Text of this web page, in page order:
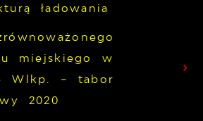
ładowania
miejskiego w
Wlkp. – tabor
2020